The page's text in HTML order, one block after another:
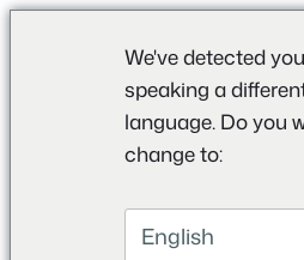
We've detected
speaking a
language. Do you
change to:
English